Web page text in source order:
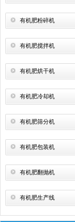
有机肥粉碎机
有机肥搅拌机
有机肥烘干机
有机肥冷却机
有机肥筛分机
有机肥包装机
有机肥翻抛机
有机肥生产线